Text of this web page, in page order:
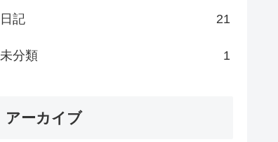
日記 21
未分類 1
アーカイブ